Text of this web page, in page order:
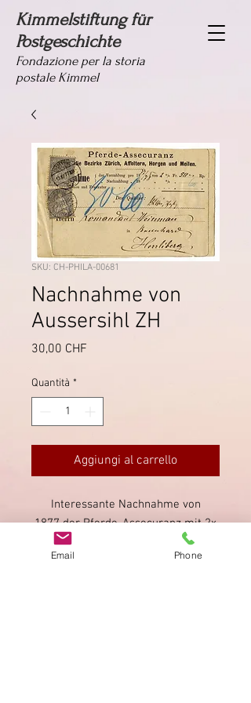
Kimmelstiftung für
Postgeschichte
Fondazione per la storia
postale Kimmel
SKU: CH-PHILA-00681
Nachnahme von
Aussersihl ZH
30,00 CHF
Quantità *
Aggiungi al carrello
Interessante Nachnahme von
1877 der Pferde-Assecuranz mit 2x
30 Rappen Sitzende Helvetia, in
Aussersihl entwertet.
Email Phone